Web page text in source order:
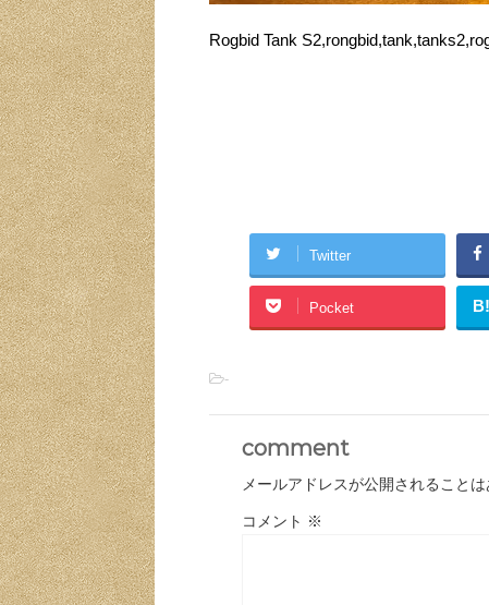
Rogbid Tank
Twitter
Pocket B!
-
comment
メールアドレスが公開されることは
コメント ※